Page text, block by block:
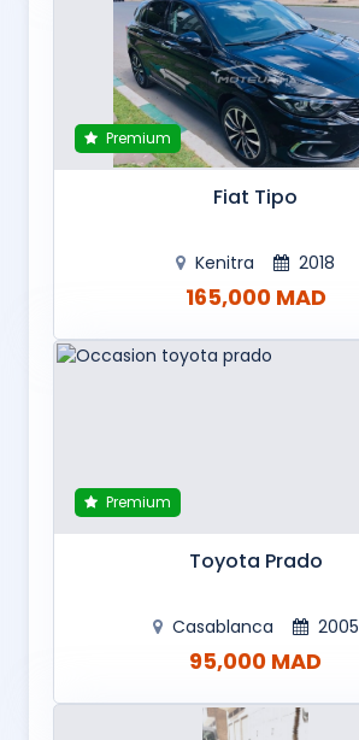
Premium
Fiat Tipo
Kenitra 2018
165,000 MAD
Premium
Toyota Prado
Casablanca 2005
95,000 MAD